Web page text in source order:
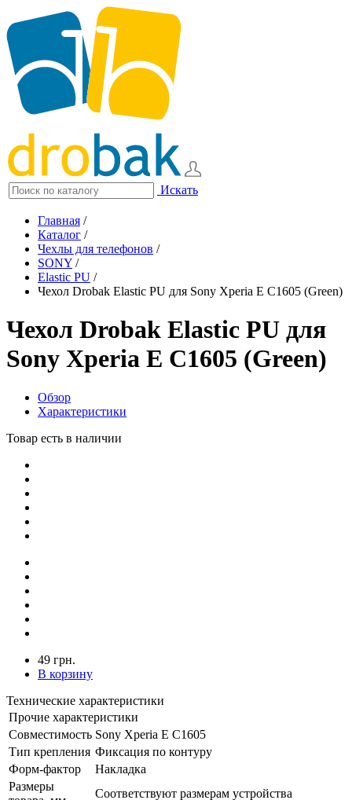
Искать
Главная /
Каталог /
Чехлы для телефонов /
SONY /
Elastic PU /
Чехол Drobak Elastic PU для Sony Xperia E C1605 (Green)
Чехол Drobak Elastic PU для
Sony Xperia E C1605 (Green)
Обзор
Характеристики
Товар есть в наличии
49 грн.
В корзину
Технические характеристики
Прочие характеристики
Совместимость Sony Xperia E C1605
Тип крепления Фиксация по контуру
Форм-фактор
Накладка
Размеры
Соответствуют размерам устройства